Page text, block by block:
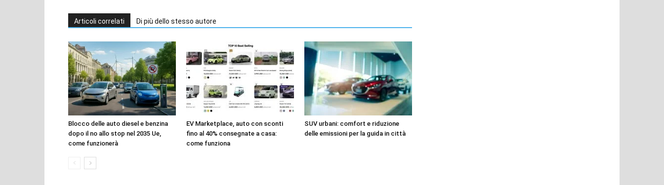
Articoli correlati Di più dello stesso autore
Blocco delle auto diesel e benzina
dopo il no allo stop nel 2035 Ue,
come funzionerà
EV Marketplace, auto con sconti
fino al 40% consegnate a casa:
come funziona
SUV urbani: comfort e riduzione
delle emissioni per la guida in città